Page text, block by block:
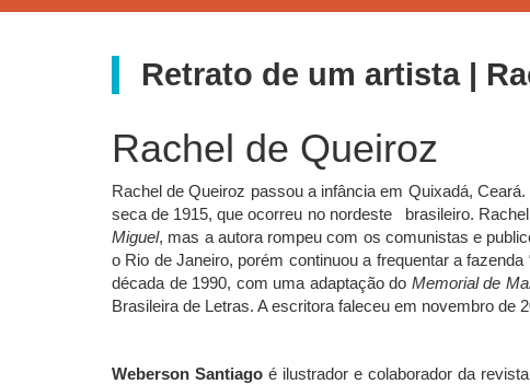
Retrato de um artista |
Rachel de Queiroz
Rachel de Queiroz passou a infância em Quixadá,
seca de 1915, que ocorreu no nordeste brasileiro.
Miguel, mas a autora rompeu com os comunistas e
o Rio de Janeiro, porém continuou a frequentar a
década de 1990, com uma adaptação do Memorial de
Brasileira de Letras. A escritora faleceu em novembro de
Weberson Santiagoé ilustrador e colaborador da revista